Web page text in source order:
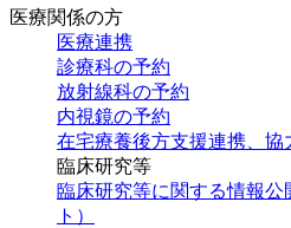
医療関係の方
医療連携
診療科の予約
放射線科の予約
内視鏡の予約
在宅療養後方支援連携、協
臨床研究等
臨床研究等に関する情報
ト）